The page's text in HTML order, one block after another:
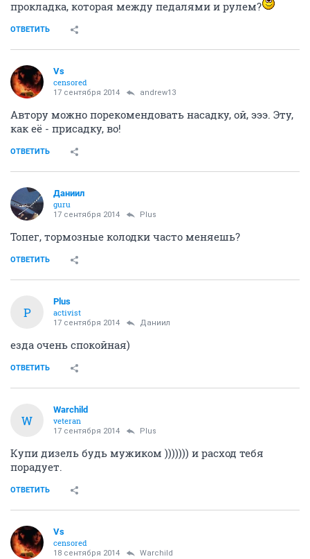
прокладка, которая между педалями и рулем?
ОТВЕТИТЬ
Vs
censored
17 сентября 2014 andrew13
Автору можно порекомендовать насадку, ой, эээ. Эту,
как её - присадку, во!
ОТВЕТИТЬ
Даниил
guru
17 сентября 2014 Plus
Топег, тормозные колодки часто меняешь?
ОТВЕТИТЬ
P
Plus
activist
17 сентября 2014 Даниил
езда очень спокойная)
ОТВЕТИТЬ
W
Warchild
veteran
17 сентября 2014 Plus
Купи дизель будь мужиком ))))))) и расход тебя
порадует.
ОТВЕТИТЬ
Vs
censored
18 сентября 2014 Warchild